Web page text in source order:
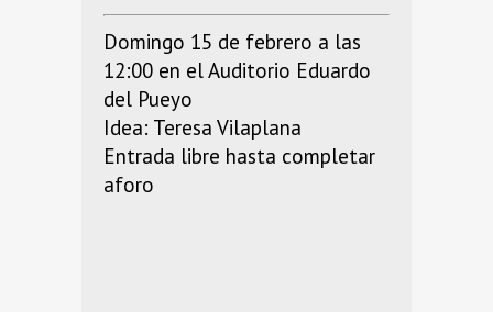
Domingo 15 de febrero a las
12:00 en el Auditorio Eduardo
del Pueyo
Idea: Teresa Vilaplana
Entrada libre hasta completar
aforo